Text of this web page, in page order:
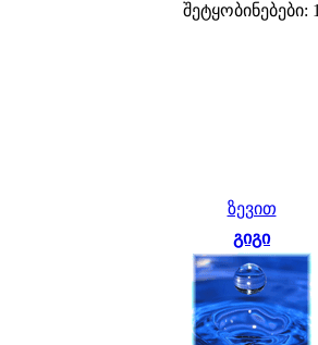
შეტყობინებები:
ზევით
გიგი